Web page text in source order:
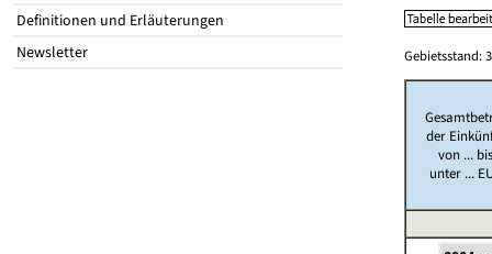
Definitionen und Erläuterungen
Newsletter
Gebietsstand:
der
von ...
unter ...